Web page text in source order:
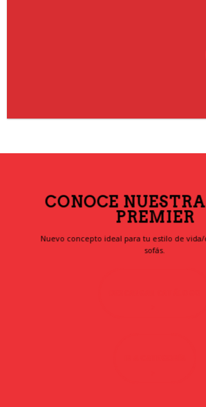
CONOCE
PREMIER
Nuevo concepto ideal para tu estilo de
sofás.